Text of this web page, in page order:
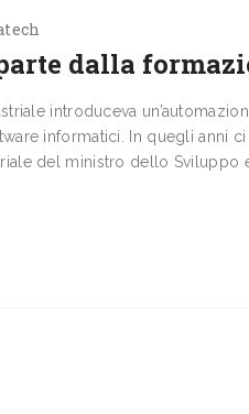
dalla
introduceva
informatici. In quegli anni ci
del ministro dello Sviluppo